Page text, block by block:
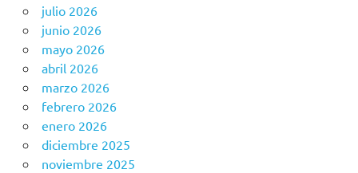
julio 2026
junio 2026
mayo 2026
abril 2026
marzo 2026
febrero 2026
enero 2026
diciembre 2025
noviembre 2025